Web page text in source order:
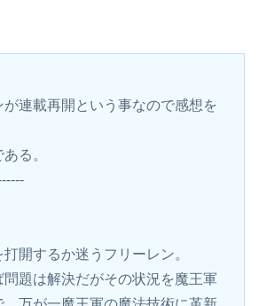
連載再開という事なので感想を
る。
開するか迷うフリーレン。
題は解決だがその状況を魔王軍